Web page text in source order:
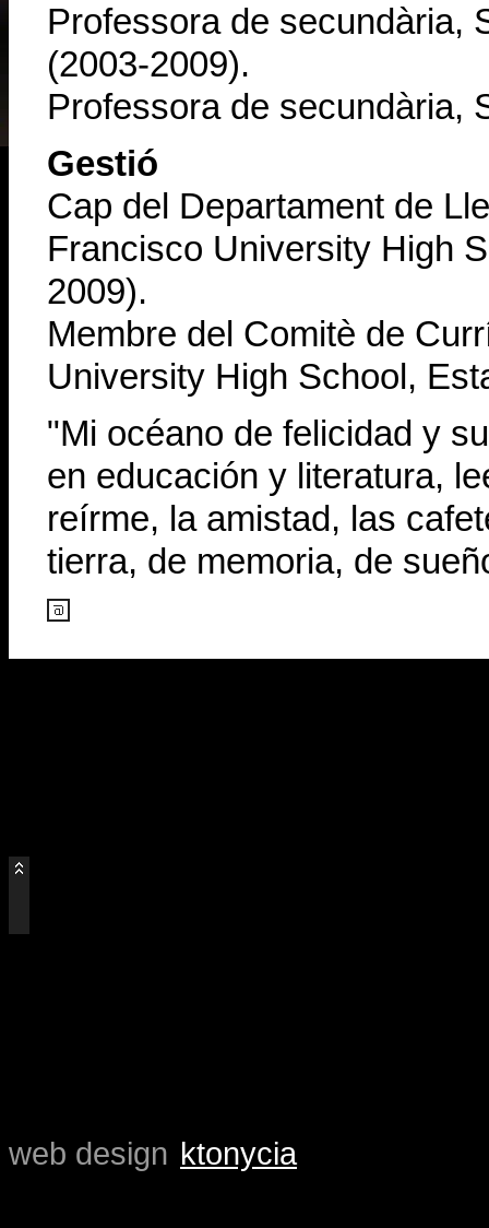
Professora de secundària,
(2003-2009).
Professora de secundària,
Gestió
Cap del Departament de
Francisco University High
2009).
Membre del Comitè de
University High School,
"Mi océano de felicidad y
en educación y literatura,
reírme, la amistad, las
tierra, de memoria, de
web design ktonycia